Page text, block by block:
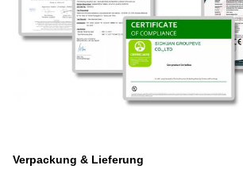
Verpackung & Lieferung